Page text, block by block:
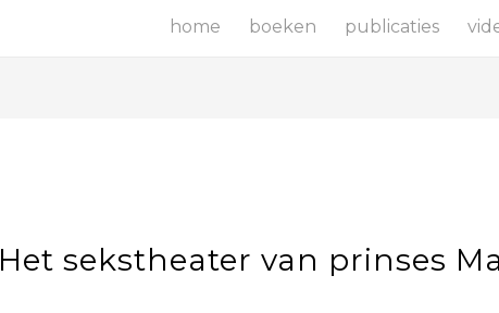
home boeken publicaties
Het sekstheater van prinses